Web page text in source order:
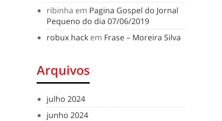
ribinha em Pagina Gospel do Jornal
Pequeno do dia 07/06/2019
robux hack em Frase – Moreira Silva
Arquivos
julho 2024
junho 2024